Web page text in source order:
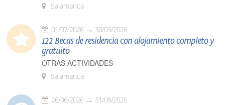
Salamanca
01/07/2026 30/09/2026
122 Becas de residencia con alojamiento completo y
gratuito
OTRAS ACTIVIDADES
Salamanca
26/06/2026 31/08/2026